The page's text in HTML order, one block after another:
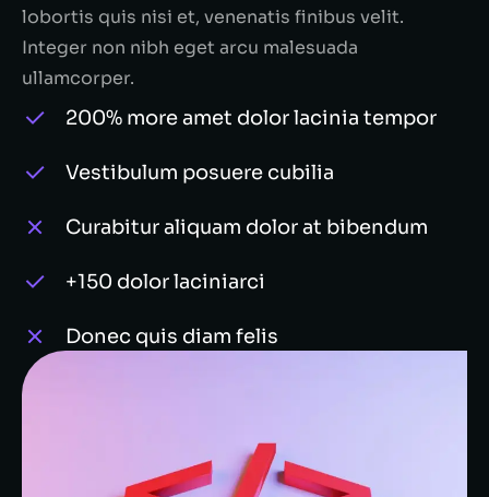
lobortis quis nisi et, venenatis finibus velit.
Integer non nibh eget arcu malesuada
ullamcorper.
200% more amet dolor lacinia tempor
Vestibulum posuere cubilia
Curabitur aliquam dolor at bibendum
+150 dolor laciniarci
Donec quis diam felis